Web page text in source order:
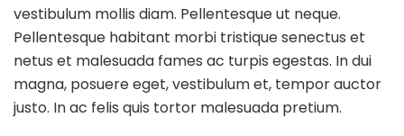
vestibulum mollis diam. Pellentesque ut neque.
Pellentesque habitant morbi tristique senectus et
netus et malesuada fames ac turpis egestas. In dui
magna, posuere eget, vestibulum et, tempor auctor
justo. In ac felis quis tortor malesuada pretium.